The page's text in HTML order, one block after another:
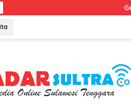
Gerakan Irigasi Bersih